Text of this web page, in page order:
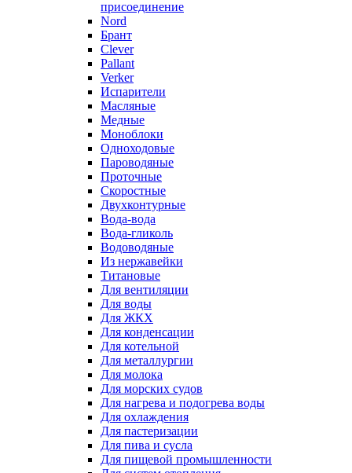
присоединение
Nord
Брант
Clever
Pallant
Verker
Испарители
Масляные
Медные
Моноблоки
Одноходовые
Пароводяные
Проточные
Скоростные
Двухконтурные
Вода-вода
Вода-гликоль
Водоводяные
Из нержавейки
Титановые
Для вентиляции
Для воды
Для ЖКХ
Для конденсации
Для котельной
Для металлургии
Для молока
Для морских судов
Для нагрева и подогрева воды
Для охлаждения
Для пастеризации
Для пива и сусла
Для пищевой промышленности